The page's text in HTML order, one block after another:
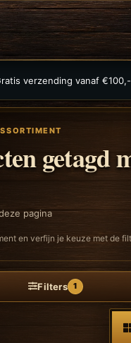
verzending vanaf €100,-
getagd
pagina
en verfijn je keuze met de
Filters 1